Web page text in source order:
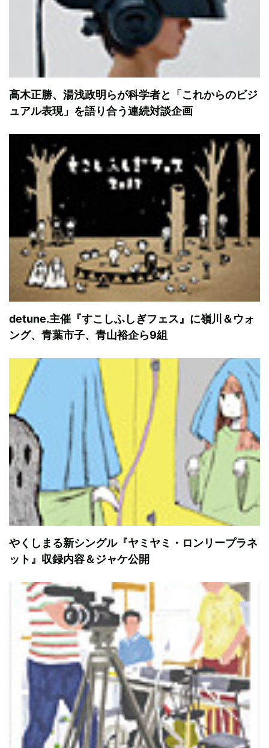
高木正勝、湯浅政明らが科学者と「これからのビジ
ュアル表現」を語り合う連続対談企画
detune.主催『すこしふしぎフェス』に嶺川＆ウォ
ング、青葉市子、青山裕企ら9組
やくしまる新シングル『ヤミヤミ・ロンリープラネ
ット』収録内容＆ジャケ公開